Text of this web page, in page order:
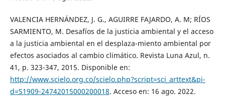
VALENCIA HERNÁNDEZ, J. G., AGUIRRE FAJARDO, A. M; RÍOS
SARMIENTO, M. Desafíos de la justicia ambiental y el acceso
a la justicia ambiental en el desplaza-miento ambiental por
efectos asociados al cambio climático. Revista Luna Azul, n.
41, p. 323-347, 2015. Disponible en:
http://www.scielo.org.co/scielo.php?script=sci_arttext&pi-
d=S1909-24742015000200018. Acceso en: 16 ago. 2022.